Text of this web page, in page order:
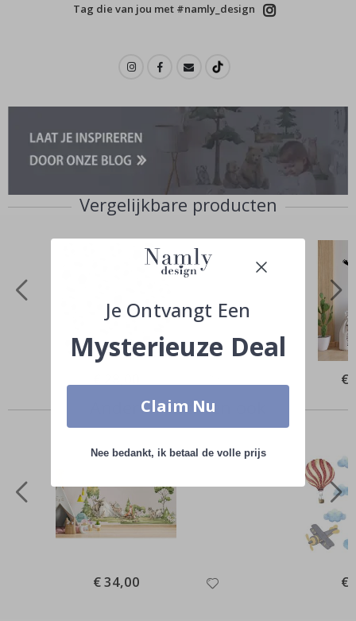
Tag die van jou met #namly_design
Vergelijkbare producten
Price €
Anderen kochten ook
Special
Price
€ 34,00 €
Je Ontvangt Een
Mysterieuze Deal
Claim Nu
Nee bedankt, ik betaal de volle prijs